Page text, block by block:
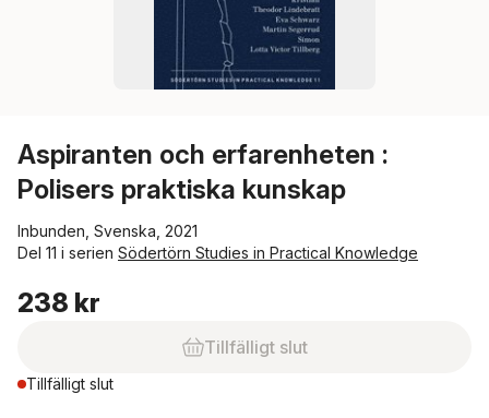
Aspiranten och erfarenheten :
Polisers praktiska kunskap
Inbunden, Svenska, 2021
Del 11 i serien Södertörn Studies in Practical Knowledge
238 kr
Tillfälligt slut
Tillfälligt slut